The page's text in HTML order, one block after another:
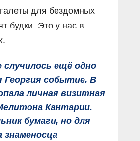
для бездомных
будки. Это у нас в
ещё одно
Георгия событие. В
личная визитная
Кантарии.
бумаги, но для
знаменосца